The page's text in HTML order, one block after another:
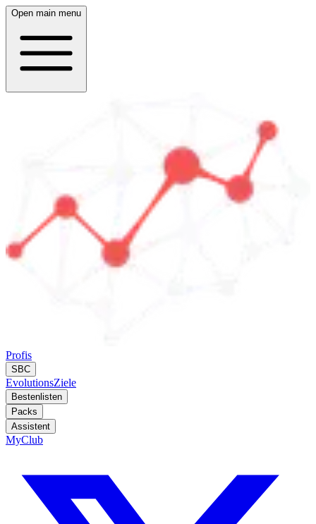
Open main menu
Profis
SBC
EvolutionsZiele
Bestenlisten
Packs
Assistent
MyClub